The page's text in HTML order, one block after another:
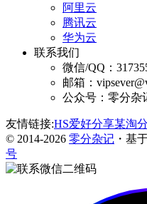
阿里云
腾讯云
华为云
联系我们
微信/QQ：
邮箱：
公众号：零分杂
友情链接:HS爱好分享某淘
© 2014-2026 零分杂记 ・基
号